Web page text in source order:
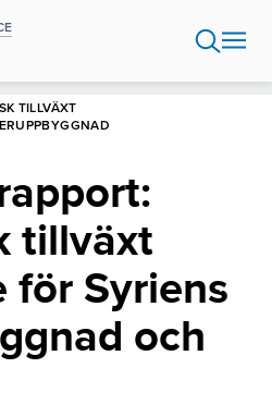
TILLVÄXT
tillväxt
för Syriens
och